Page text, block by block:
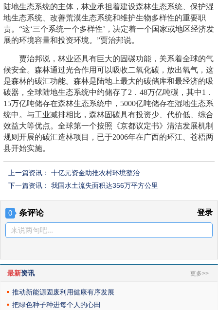
陆地生态系统的主体，林业承担着建设森林生态系统、保护湿
地生态系统、改善荒漠生态系统和维护生物多样性的重要职
责。“这‘三个系统一个多样性’，决定着一个国家或地区经济发
展的环境容量和投资环境。”贾治邦说。
贾治邦说，林业还具有巨大的固碳功能，关系着全球的气
候安全。森林通过光合作用可以吸收二氧化碳，放出氧气，这
是森林的碳汇功能。森林是陆地上最大的碳储库和最经济的吸
碳器，全球陆地生态系统中约储存了2．48万亿吨碳，其中1．
15万亿吨储存在森林生态系统中，5000亿吨储存在湿地生态系
统中。与工业减排相比，森林固碳具有投资少、代价低、综合
效益大等优点。全球第一个按照《京都议定书》清洁发展机制
规则开展的碳汇造林项目，已于2006年在广西的环江、苍梧两
县开始实施。
上一篇资讯： 十亿元资金助推农村环境整治
下一篇资讯： 我国水土流失面积达356万平方公里
0 条评论 登录
来说两句吧...
最新资讯 更多>>
推动新能源固废利用健康有序发展
把绿色种子种进每个人的心田